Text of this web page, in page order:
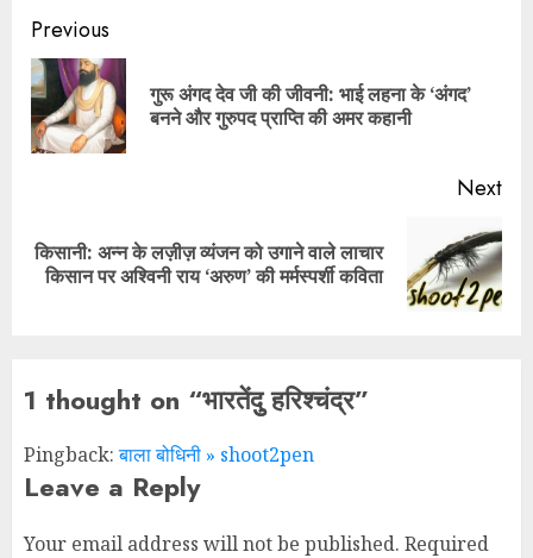
Previous
गुरू अंगद देव जी की जीवनी: भाई लहना के ‘अंगद’
बनने और गुरुपद प्राप्ति की अमर कहानी
Next
किसानी: अन्न के लज़ीज़ व्यंजन को उगाने वाले लाचार
किसान पर अश्विनी राय ‘अरुण’ की मर्मस्पर्शी कविता
1 thought on “भारतेंदुु हरिश्चंद्र”
Pingback:बाला बोधिनी » shoot2pen
Leave a Reply
Your email address will not be published. Required